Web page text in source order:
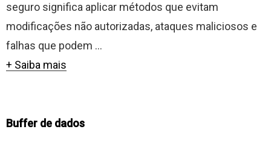
seguro significa aplicar métodos que evitam
modificações não autorizadas, ataques maliciosos e
falhas que podem ...
+ Saiba mais
Buffer de dados